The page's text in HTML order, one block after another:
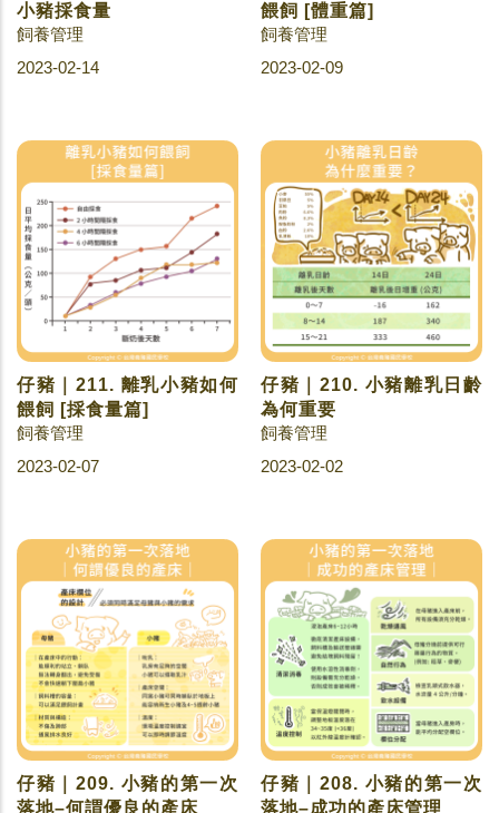
小豬採食量
飼養管理
2023-02-14
餵飼 [體重篇]
飼養管理
2023-02-09
仔豬｜211. 離乳小豬如何
餵飼 [採食量篇]
飼養管理
2023-02-07
仔豬｜210. 小豬離乳日齡
為何重要
飼養管理
2023-02-02
仔豬｜209. 小豬的第一次
落地–何謂優良的產床
仔豬｜208. 小豬的第一次
落地–成功的產床管理